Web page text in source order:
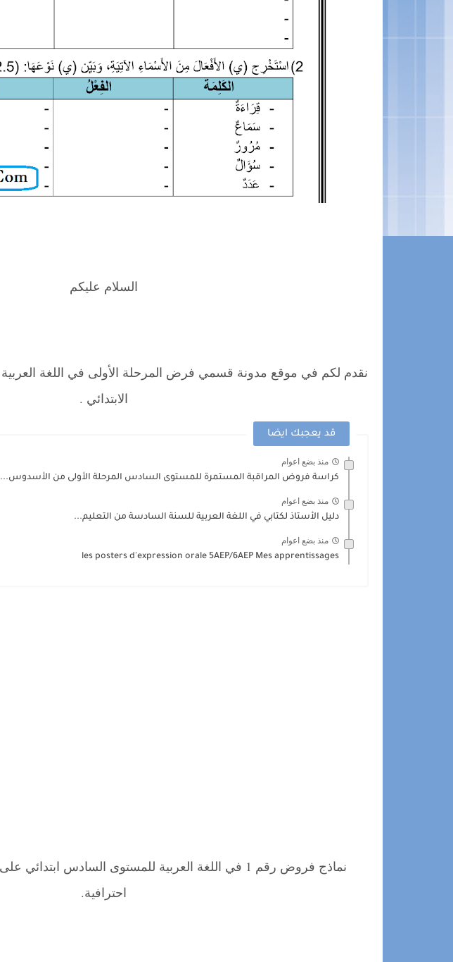
السلام عليكم
الابتدائي .
قد يعجبك ايضا
منذ بضع اعوام
كراسة فروض المراقبة المستمرة للمستوى السادس المرحلة الأولى من الأسدوس...
منذ بضع اعوام
دليل الأستاذ لكتابي في اللغة العربية للسنة السادسة من التعليم...
منذ بضع اعوام
les posters d'expression orale 5AEP/6AEP Mes apprentissages
احترافية.